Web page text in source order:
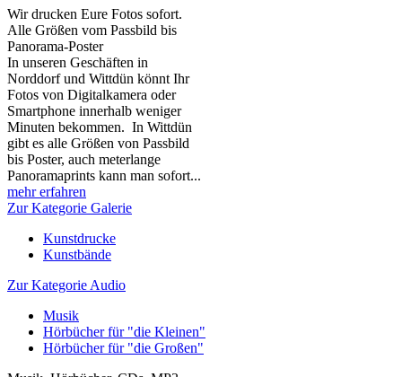
Wir drucken Eure Fotos sofort.
Alle Größen vom Passbild bis
Panorama-Poster
In unseren Geschäften in
Norddorf und Wittdün könnt Ihr
Fotos von Digitalkamera oder
Smartphone innerhalb weniger
Minuten bekommen. In Wittdün
gibt es alle Größen von Passbild
bis Poster, auch meterlange
Panoramaprints kann man sofort...
mehr erfahren
Zur Kategorie Galerie
Kunstdrucke
Kunstbände
Zur Kategorie Audio
Musik
Hörbücher für "die Kleinen"
Hörbücher für "die Großen"